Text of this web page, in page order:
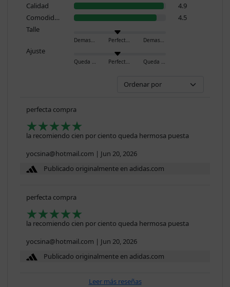
Calidad
4.9
Comodidad
4.5
Talle
Demasiado pequeño Perfecto Demasiado grande
Ajuste
Queda ajustado Perfecto Queda holgado
perfecta compra
la recomiendo cien por ciento queda hermosa puesta
yocsina@hotmail.com | Jun 20, 2026
Publicado originalmente en adidas.com
perfecta compra
la recomiendo cien por ciento queda hermosa puesta
yocsina@hotmail.com | Jun 20, 2026
Publicado originalmente en adidas.com
Leer más reseñas